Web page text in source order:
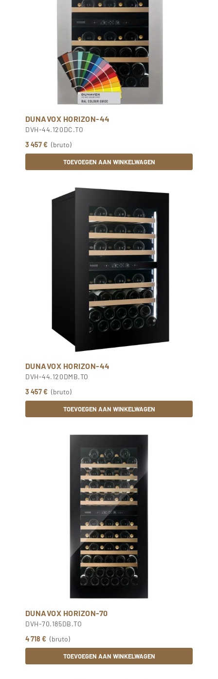
DUNAVOX HORIZON-44
DVH-44.120DC.TO
3 457 € (bruto)
TOEVOEGEN AAN WINKELWAGEN
DUNAVOX HORIZON-44
DVH-44.120DMB.TO
3 457 € (bruto)
TOEVOEGEN AAN WINKELWAGEN
DUNAVOX HORIZON-70
DVH-70.185DB.TO
4 718 € (bruto)
TOEVOEGEN AAN WINKELWAGEN